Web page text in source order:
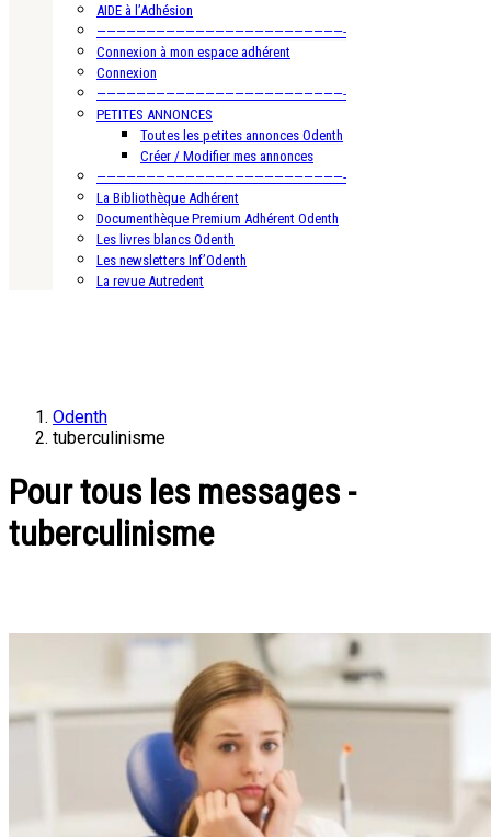
AIDE à l’Adhésion
—————————————————————————-
Connexion à mon espace adhérent
Connexion
—————————————————————————-
PETITES ANNONCES
Toutes les petites annonces Odenth
Créer / Modifier mes annonces
—————————————————————————-
La Bibliothèque Adhérent
Documenthèque Premium Adhérent Odenth
Les livres blancs Odenth
Les newsletters Inf’Odenth
La revue Autredent
Odenth
tuberculinisme
Pour tous les messages -
tuberculinisme